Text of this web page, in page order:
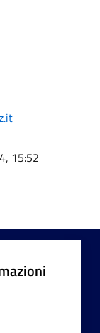
15:52